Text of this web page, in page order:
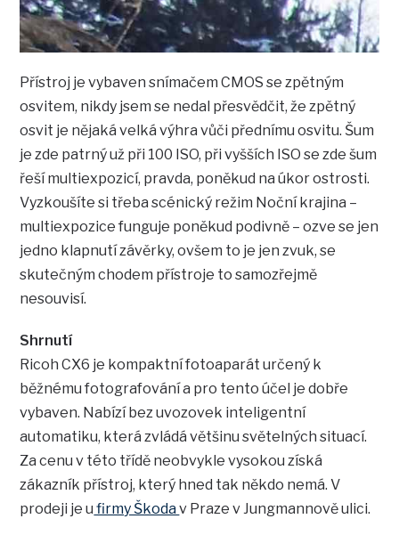
Přístroj je vybaven snímačem CMOS se zpětným
osvitem, nikdy jsem se nedal přesvědčit, že zpětný
osvit je nějaká velká výhra vůči přednímu osvitu. Šum
je zde patrný už při 100 ISO, při vyšších ISO se zde šum
řeší multiexpozicí, pravda, poněkud na úkor ostrosti.
Vyzkoušíte si třeba scénický režim Noční krajina –
multiexpozice funguje poněkud podivně – ozve se jen
jedno klapnutí závěrky, ovšem to je jen zvuk, se
skutečným chodem přístroje to samozřejmě
nesouvisí.
Shrnutí
Ricoh CX6 je kompaktní fotoaparát určený k
běžnému fotografování a pro tento účel je dobře
vybaven. Nabízí bez uvozovek inteligentní
automatiku, která zvládá většinu světelných situací.
Za cenu v této třídě neobvykle vysokou získá
zákazník přístroj, který hned tak někdo nemá. V
prodeji je u firmy Škodav Praze v Jungmannově ulici.